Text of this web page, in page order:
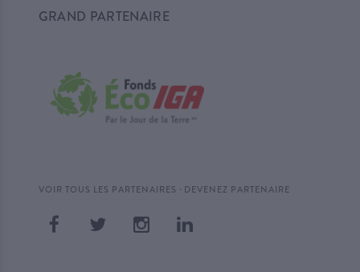
GRAND PARTENAIRE
VOIR TOUS LES PARTENAIRES · DEVENEZ PARTENAIRE